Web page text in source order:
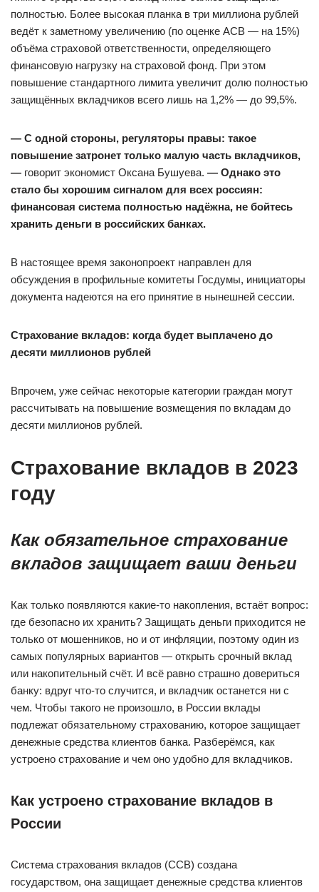
полностью. Более высокая планка в три миллиона рублей
ведёт к заметному увеличению (по оценке АСВ — на 15%)
объёма страховой ответственности, определяющего
финансовую нагрузку на страховой фонд. При этом
повышение стандартного лимита увеличит долю полностью
защищённых вкладчиков всего лишь на 1,2% — до 99,5%.
— С одной стороны, регуляторы правы: такое
повышение затронет только малую часть вкладчиков,
— говорит экономист Оксана Бушуева. — Однако это
стало бы хорошим сигналом для всех россиян:
финансовая система полностью надёжна, не бойтесь
хранить деньги в российских банках.
В настоящее время законопроект направлен для
обсуждения в профильные комитеты Госдумы, инициаторы
документа надеются на его принятие в нынешней сессии.
Страхование вкладов: когда будет выплачено до
десяти миллионов рублей
Впрочем, уже сейчас некоторые категории граждан могут
рассчитывать на повышение возмещения по вкладам до
десяти миллионов рублей.
Страхование вкладов в 2023
году
Как обязательное страхование
вкладов защищает ваши деньги
Как только появляются какие-то накопления, встаёт вопрос:
где безопасно их хранить? Защищать деньги приходится не
только от мошенников, но и от инфляции, поэтому один из
самых популярных вариантов — открыть срочный вклад
или накопительный счёт. И всё равно страшно довериться
банку: вдруг что-то случится, и вкладчик останется ни с
чем. Чтобы такого не произошло, в России вклады
подлежат обязательному страхованию, которое защищает
денежные средства клиентов банка. Разберёмся, как
устроено страхование и чем оно удобно для вкладчиков.
Как устроено страхование вкладов в
России
Система страхования вкладов (ССВ) создана
государством, она защищает денежные средства клиентов